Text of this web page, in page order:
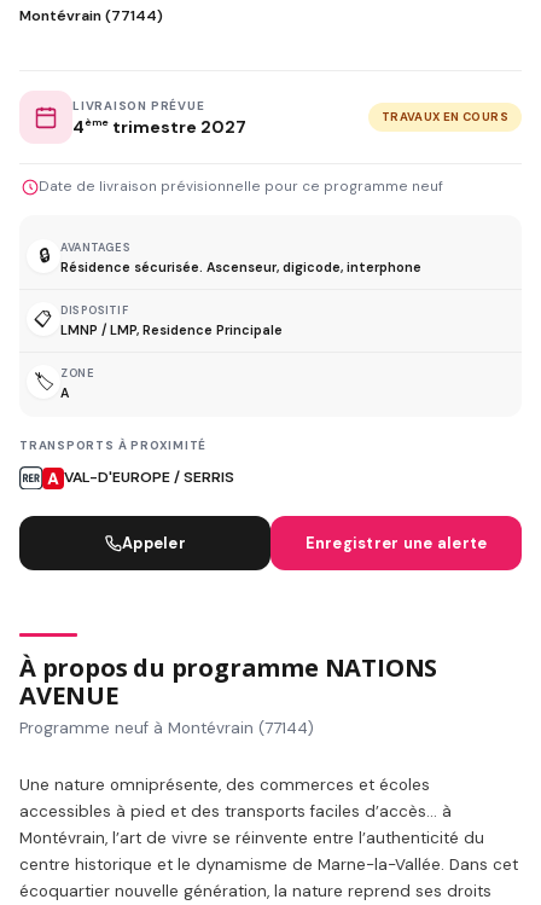
Montévrain (77144)
LIVRAISON PRÉVUE
4ème trimestre 2027 TRAVAUX EN COURS
Date de livraison prévisionnelle pour ce programme neuf
🔒 AVANTAGES
Résidence sécurisée. Ascenseur, digicode, interphone
📋 DISPOSITIF
LMNP / LMP, Residence Principale
🏷️ ZONE
A
TRANSPORTS À PROXIMITÉ
VAL-D'EUROPE / SERRIS
Appeler Enregistrer une alerte
À propos du programme NATIONS
AVENUE
Programme neuf à Montévrain (77144)
Une nature omniprésente, des commerces et écoles
accessibles à pied et des transports faciles d’accès… à
Montévrain, l’art de vivre se réinvente entre l’authenticité du
centre historique et le dynamisme de Marne-la-Vallée. Dans cet
écoquartier nouvelle génération, la nature reprend ses droits